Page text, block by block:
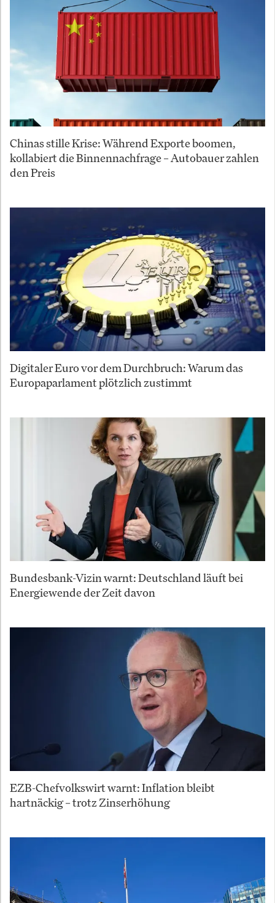
Chinas stille Krise: Während Exporte boomen,
kollabiert die Binnennachfrage – Autobauer zahlen
den Preis
Digitaler Euro vor dem Durchbruch: Warum das
Europaparlament plötzlich zustimmt
Bundesbank-Vizin warnt: Deutschland läuft bei
Energiewende der Zeit davon
EZB-Chefvolkswirt warnt: Inflation bleibt
hartnäckig – trotz Zinserhöhung